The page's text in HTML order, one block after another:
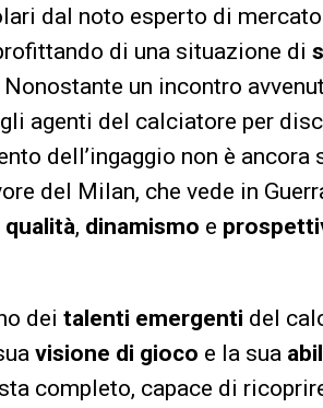
dal noto esperto di mercato
di una situazione di
Nonostante un incontro
agenti del calciatore per
dell’ingaggio non è ancora
del Milan, che vede in
qualità, dinamismo e
dei talenti emergenti del
visione di gioco e la sua
completo, capace di